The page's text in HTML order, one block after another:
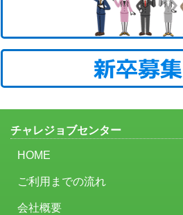
チャレジョブセンター
HOME
ご利用までの流れ
会社概要